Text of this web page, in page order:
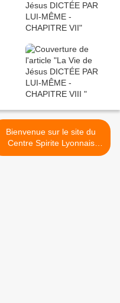
Bienvenue sur le site du
Centre Spirite Lyonnais
Allan Kardec - La sexualité